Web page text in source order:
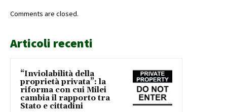
Comments are closed.
Articoli recenti
“Inviolabilità della
proprietà privata”: la
riforma con cui Milei
cambia il rapporto tra
Stato e cittadini